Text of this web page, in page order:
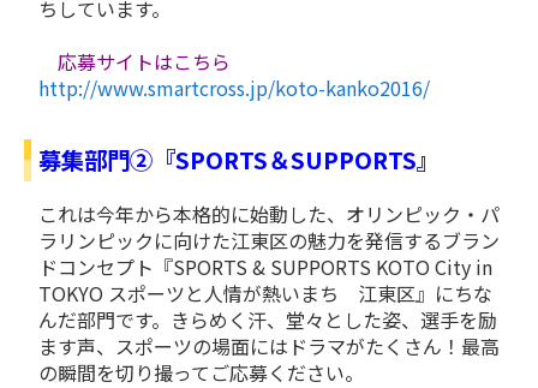
ちしています。
応募サイトはこちら
http://www.smartcross.jp/koto-kanko2016/
募集部門②『SPORTS＆SUPPORTS』
これは今年から本格的に始動した、オリンピック・パ
ラリンピックに向けた江東区の魅力を発信するブラン
ドコンセプト『SPORTS & SUPPORTS KOTO City in
TOKYO スポーツと人情が熱いまち 江東区』にちな
んだ部門です。きらめく汗、堂々とした姿、選手を励
ます声、スポーツの場面にはドラマがたくさん！最高
の瞬間を切り撮ってご応募ください。